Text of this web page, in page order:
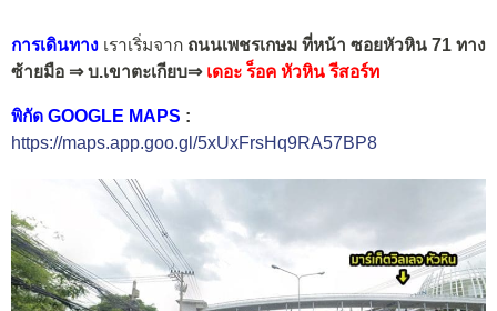
การเดินทาง เราเริ่มจาก ถนนเพชรเกษม ที่หน้า ซอยหัวหิน 71 ทาง
ซ้ายมือ ⇒ บ.เขาตะเกียบ⇒ เดอะ ร็อค หัวหิน รีสอร์ท
พิกัด GOOGLE MAPS :
https://maps.app.goo.gl/5xUxFrsHq9RA57BP8